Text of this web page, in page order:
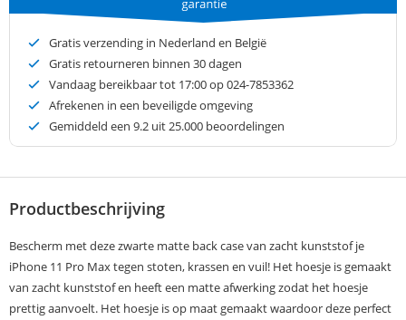
Gratis verzending in Nederland en België
Gratis retourneren binnen 30 dagen
Vandaag bereikbaar tot 17:00 op 024-7853362
Afrekenen in een beveiligde omgeving
Gemiddeld een 9.2 uit 25.000 beoordelingen
Productbeschrijving
Bescherm met deze zwarte matte back case van zacht kunststof je
iPhone 11 Pro Max tegen stoten, krassen en vuil! Het hoesje is gemaakt
van zacht kunststof en heeft een matte afwerking zodat het hoesje
prettig aanvoelt. Het hoesje is op maat gemaakt waardoor deze perfect